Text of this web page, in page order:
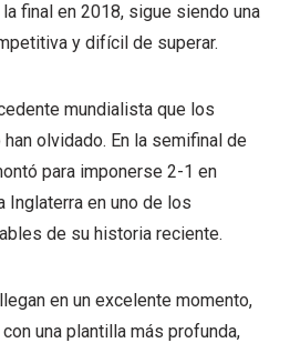
final en 2018, sigue siendo una
y difícil de superar.
mundialista que los
olvidado. En la semifinal de
para imponerse 2-1 en
Inglaterra en uno de los
de su historia reciente.
en un excelente momento,
una plantilla más profunda,